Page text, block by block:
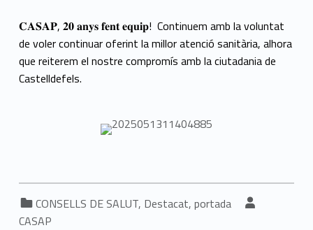
𝐂𝐀𝐒𝐀𝐏, 𝟐𝟎 𝐚𝐧𝐲𝐬 𝐟𝐞𝐧𝐭 𝐞𝐪𝐮𝐢𝐩! Continuem amb la voluntat
de voler continuar oferint la millor atenció sanitària, alhora
que reiterem el nostre compromís amb la ciutadania de
Castelldefels.
Categorized in:
CONSELLS DE SALUT, Destacat, portada
CASAP